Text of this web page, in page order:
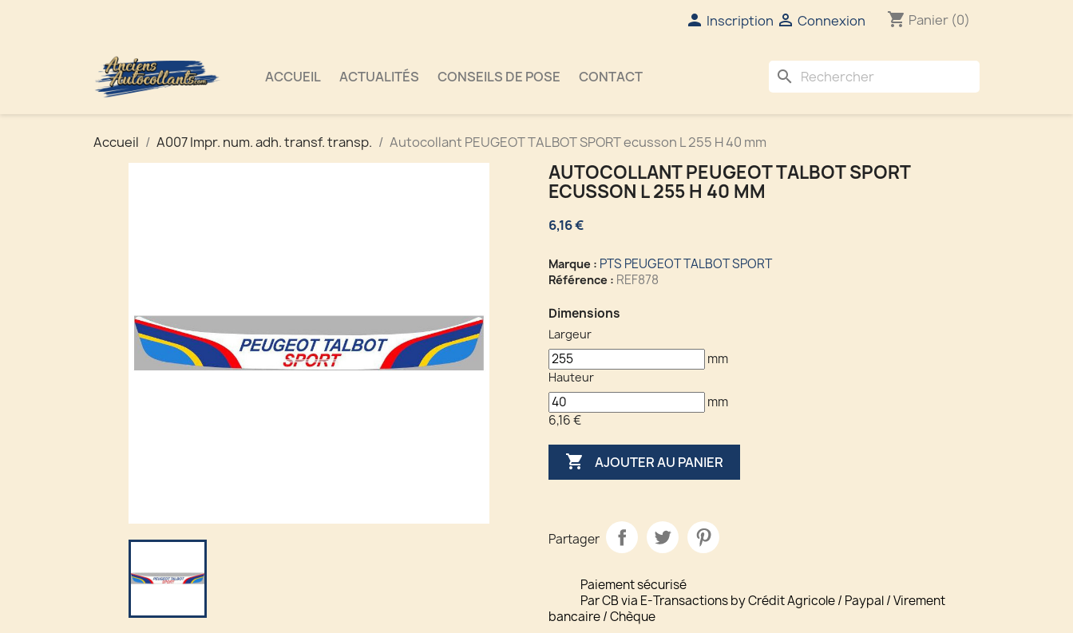
 Inscription  Connexion shopping_cart Panier (0)
ACCUEIL ACTUALITÉS CONSEILS DE POSE CONTACT search
Accueil A007 Impr. num. adh. transf. transp. Autocollant PEUGEOT TALBOT SPORT ecusson L 255 H 40 mm
AUTOCOLLANT PEUGEOT TALBOT SPORT
ECUSSON L 255 H 40 MM
6,16 €
Marque : PTS PEUGEOT TALBOT SPORT
Référence : REF878
Dimensions
Largeur
mm
Hauteur
mm
6,16 €
 AJOUTER AU PANIER
Partager
Paiement sécurisé
Par CB via E-Transactions by Crédit Agricole / Paypal / Virement
bancaire / Chèque